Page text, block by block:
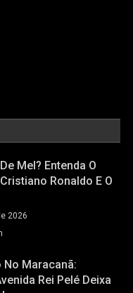
Mel? Entenda O
Ronaldo E O
2026
No Maracanã:
Rei Pelé Deixa